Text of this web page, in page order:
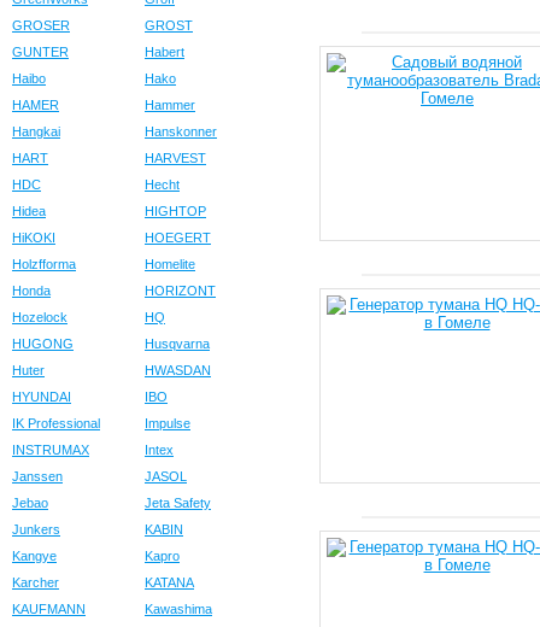
GROSER
GROST
GUNTER
Habert
Haibo
Hako
HAMER
Hammer
Hangkai
Hanskonner
HART
HARVEST
HDC
Hecht
Hidea
HIGHTOP
HiKOKI
HOEGERT
Holzfforma
Homelite
Honda
HORIZONT
Hozelock
HQ
HUGONG
Husqvarna
Huter
HWASDAN
HYUNDAI
IBO
IK Professional
Impulse
INSTRUMAX
Intex
Janssen
JASOL
Jebao
Jeta Safety
Junkers
KABIN
Kangye
Kapro
Karcher
KATANA
KAUFMANN
Kawashima